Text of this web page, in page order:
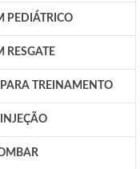
PEDIÁTRICO
RESGATE
TREINAMENTO